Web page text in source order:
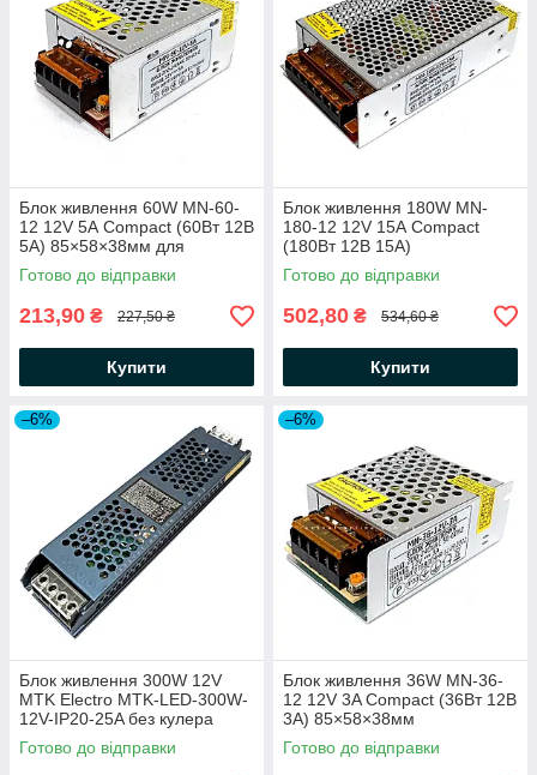
Блок живлення 60W MN-60-
12 12V 5А Compact (60Вт 12В
5А) 85×58×38мм для
світлодіодної LED стрічки,
модулів, лінійок
Готово до відправки
213,90 ₴ 227,50 ₴
Купити
Блок живлення 180W MN-
180-12 12V 15А Compact
(180Вт 12В 15А)
163×98×42мм для
світлодіодної LED стрічки,
Готово до відправки
502,80 ₴ 534,60 ₴
Купити
–6%
Блок живлення 300W 12V
MTK Electro MTK-LED-300W-
12V-IP20-25A без кулера
206х50х23мм (300Вт 12В
25А) для світлодіодної LED
Готово до відправки
–6%
Блок живлення 36W MN-36-
12 12V 3A Compact (36Вт 12В
3А) 85×58×38мм
світлодіодної LED стрічки,
модулів, лінійок
Готово до відправки